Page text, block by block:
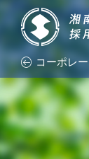
コーポレ